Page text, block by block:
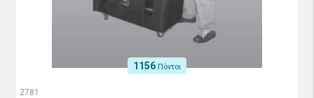
1156 Πόντοι
2781